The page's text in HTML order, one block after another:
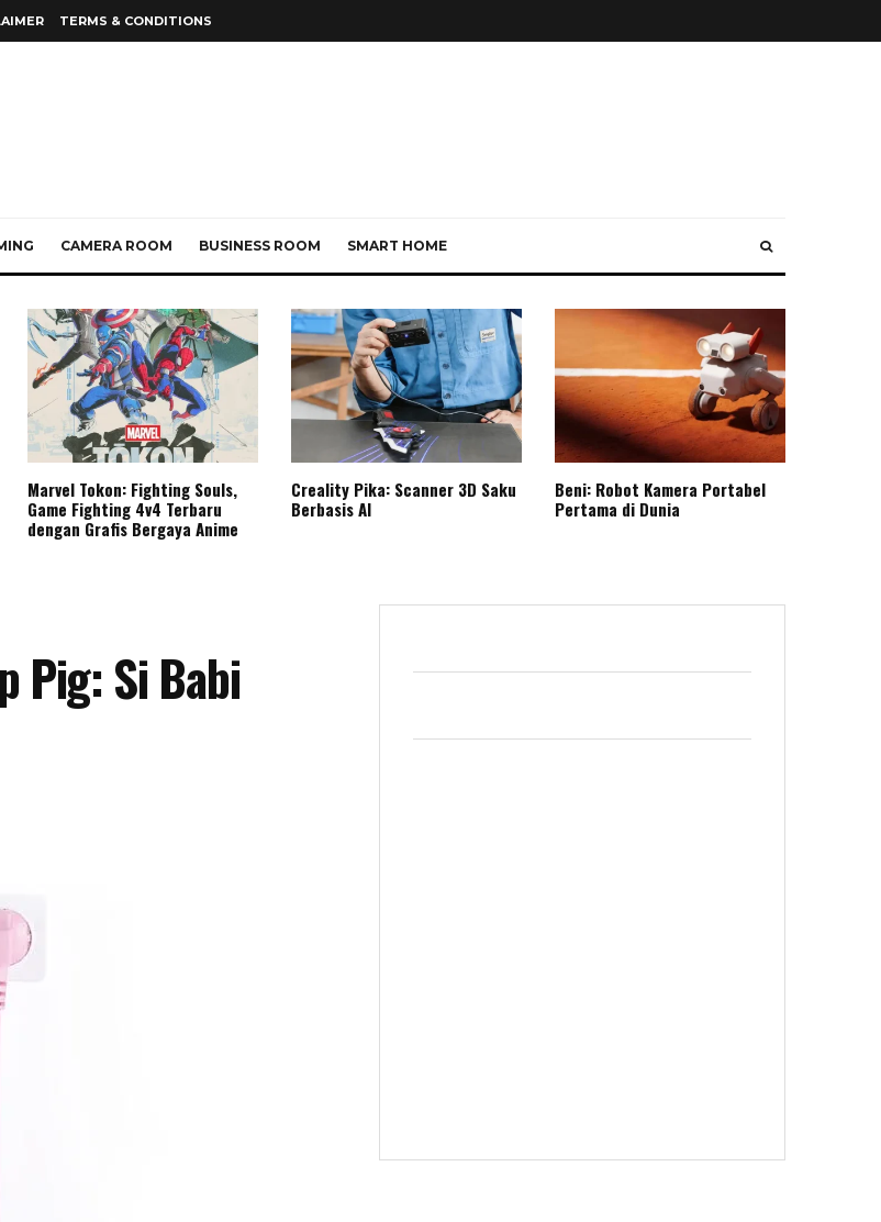
TERMS & CONDITIONS
CAMERA ROOM BUSINESS ROOM SMART HOME
Marvel Tokon: Fighting Souls,
Game Fighting 4v4 Terbaru
dengan Grafis Bergaya Anime
Creality Pika: Scanner 3D Saku
Berbasis AI
Beni: Robot Kamera Portabel
Pertama di Dunia
Pig: Si Babi